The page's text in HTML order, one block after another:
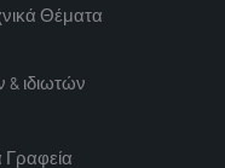
Θέματα
& ιδιωτών
Γραφεία